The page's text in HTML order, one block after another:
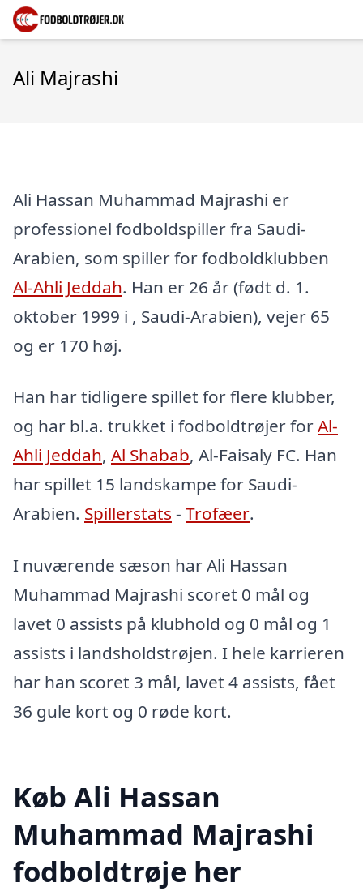
Ali Majrashi
Ali Hassan Muhammad Majrashi er
professionel fodboldspiller fra Saudi-
Arabien, som spiller for fodboldklubben
Al-Ahli Jeddah. Han er 26 år (født d. 1.
oktober 1999 i , Saudi-Arabien), vejer 65
og er 170 høj.
Han har tidligere spillet for flere klubber,
og har bl.a. trukket i fodboldtrøjer forAl-
Ahli Jeddah, Al Shabab, Al-Faisaly FC. Han
har spillet 15 landskampe for Saudi-
Arabien. Spillerstats - Trofæer.
I nuværende sæson har Ali Hassan
Muhammad Majrashi scoret 0 mål og
lavet 0 assists på klubhold og 0 mål og 1
assists i landsholdstrøjen. I hele karrieren
har han scoret 3 mål, lavet 4 assists, fået
36 gule kort og 0 røde kort.
Køb Ali Hassan
Muhammad Majrashi
fodboldtrøje her